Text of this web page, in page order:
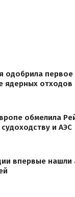
одобрила первое
ядерных отходов
обмелила
и АЭС
впервые нашли